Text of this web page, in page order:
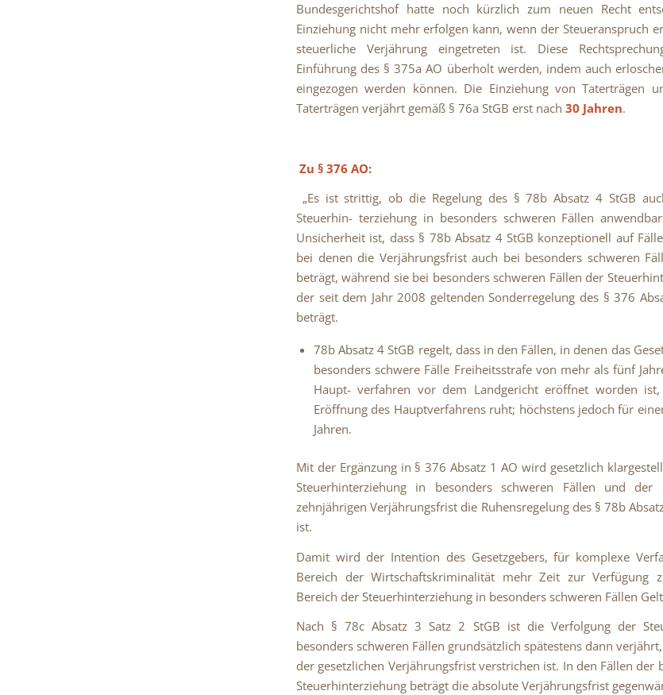
Bundesgerichtshof hatte noch kürzlich zum neuen Recht
Einziehung nicht mehr erfolgen kann, wenn der Steueranspruch
steuerliche Verjährung eingetreten ist. Diese
Einführung des § 375a AO überholt werden, indem auch
eingezogen werden können. Die Einziehung von Taterträgen
Taterträgen verjährt gemäß § 76a StGB erst nach 30 Jahren.
Zu § 376 AO:
„Es ist strittig, ob die Regelung des § 78b Absatz 4 StGB
Steuerhin- terziehung in besonders schweren Fällen
Unsicherheit ist, dass § 78b Absatz 4 StGB konzeptionell auf
bei denen die Verjährungsfrist auch bei besonders schweren
beträgt, während sie bei besonders schweren Fällen der
der seit dem Jahr 2008 geltenden Sonderregelung des § 376
beträgt.
78b Absatz 4 StGB regelt, dass in den Fällen, in denen das
besonders schwere Fälle Freiheitsstrafe von mehr als fünf
Haupt- verfahren vor dem Landgericht eröffnet worden
Eröffnung des Hauptverfahrens ruht; höchstens jedoch für
Jahren.
Mit der Ergänzung in § 376 Absatz 1 AO wird gesetzlich
Steuerhinterziehung in besonders schweren Fällen und der
zehnjährigen Verjährungsfrist die Ruhensregelung des § 78b
ist.
Damit wird der Intention des Gesetzgebers, für komplexe
Bereich der Wirtschaftskriminalität mehr Zeit zur Verfügung
Bereich der Steuerhinterziehung in besonders schweren Fällen
Nach § 78c Absatz 3 Satz 2 StGB ist die Verfolgung der
besonders schweren Fällen grundsätzlich spätestens dann
der gesetzlichen Verjährungsfrist verstrichen ist. In den Fällen der
Steuerhinterziehung beträgt die absolute Verjährungsfrist